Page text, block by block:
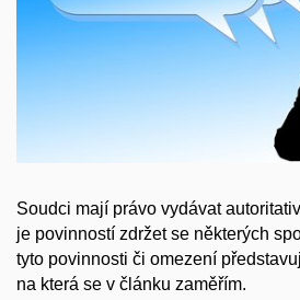
Soudci mají právo vydávat
je povinností zdržet se některých
tyto povinnosti či omezení
na která se v článku zaměřím.